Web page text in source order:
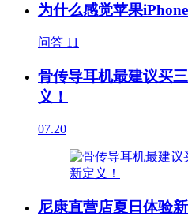
为什么感觉苹果
问答 11
骨传导耳机最建议买
义！
07.20
尼康直营店夏日体验